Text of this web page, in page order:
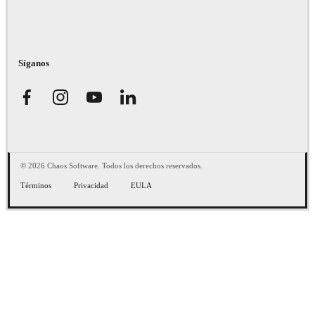
Síganos
© 2026 Chaos Software. Todos los derechos reservados.
Términos Privacidad EULA